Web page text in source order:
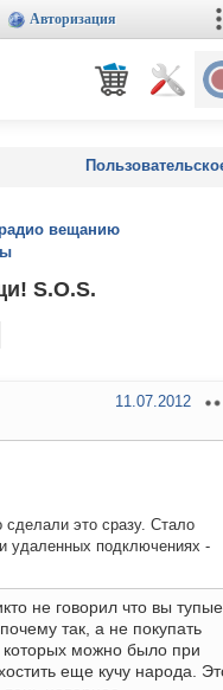
Авторизация
вещанию
S.O.S.
11.07.2012
это сразу. Стало
удаленных подключениях -
не говорил что вы
так, а не покупать
можно было при
еще кучу народа.